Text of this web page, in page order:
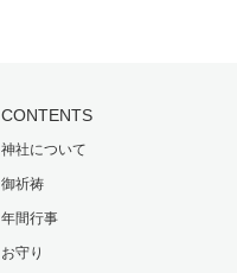
CONTENTS
神社について
御祈祷
年間行事
お守り